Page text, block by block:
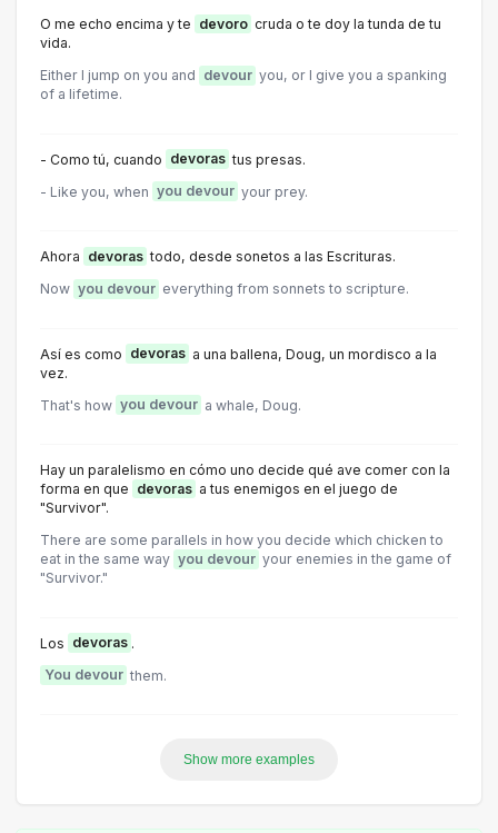
O me echo encima y te devoro cruda o te doy la tunda de tu
vida.
Either I jump on you and devour you, or I give you a spanking
of a lifetime.
- Como tú, cuando devoras tus presas.
- Like you, when you devour your prey.
Ahora devoras todo, desde sonetos a las Escrituras.
Now you devour everything from sonnets to scripture.
Así es como devoras a una ballena, Doug, un mordisco a la
vez.
That's how you devour a whale, Doug.
Hay un paralelismo en cómo uno decide qué ave comer con la
forma en que devoras a tus enemigos en el juego de
"Survivor".
There are some parallels in how you decide which chicken to
eat in the same way you devour your enemies in the game of
"Survivor."
Los devoras .
You devour them.
Show more examples